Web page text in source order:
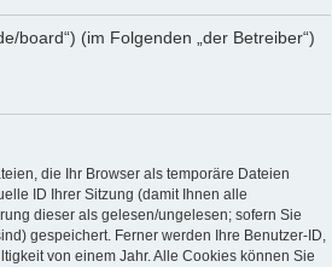
board“) (im Folgenden „der Betreiber“)
die Ihr Browser als temporäre Dateien
ID Ihrer Sitzung (damit Ihnen alle
dieser als gelesen/ungelesen; sofern Sie
gespeichert. Ferner werden Ihre Benutzer-ID,
von einem Jahr. Alle Cookies können Sie